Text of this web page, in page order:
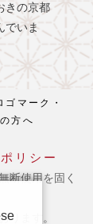
きの京都
でいま
マーク・
方へ
リシー
断使用を固く
ります。